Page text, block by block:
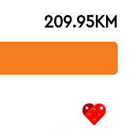
209.95KM